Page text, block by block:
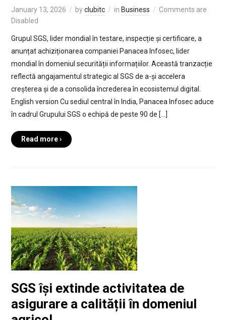
January 13, 2026 byclubitc in Business
Comments are
Disabled
Grupul SGS, lider mondial în testare, inspecție și certificare, a
anunțat achiziționarea companiei Panacea Infosec, lider
mondial în domeniul securității informațiilor. Această tranzacție
reflectă angajamentul strategic al SGS de a-și accelera
creșterea și de a consolida încrederea în ecosistemul digital.
English version Cu sediul central în India, Panacea Infosec aduce
în cadrul Grupului SGS o echipă de peste 90 de […]
Read more ›
SGS își extinde activitatea de
asigurare a calității în domeniul